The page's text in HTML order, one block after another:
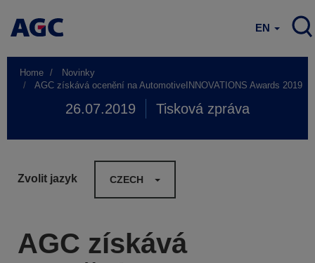
EN
Home
Novinky
AGC získává ocenění na AutomotiveINNOVATIONS Awards 2019
26.07.2019 Tisková zpráva
Zvolit jazyk CZECH
AGC získává